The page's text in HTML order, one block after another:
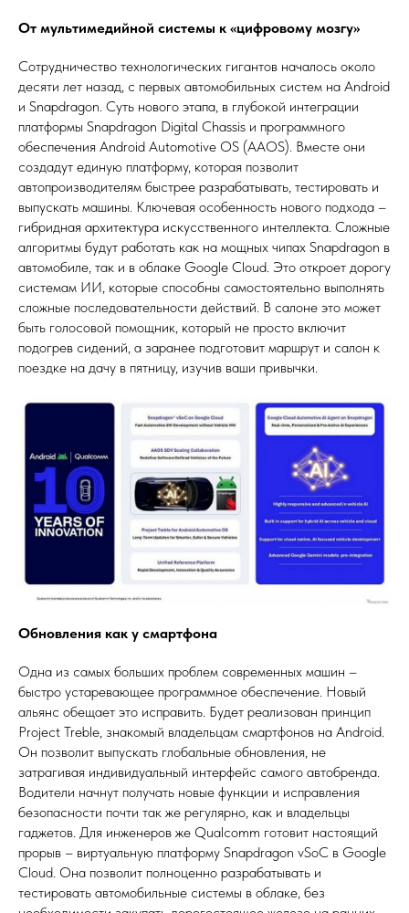
От мультимедийной системы к «цифровому мозгу»
Сотрудничество технологических гигантов началось около
десяти лет назад, с первых автомобильных систем на Android
и Snapdragon. Суть нового этапа, в глубокой интеграции
платформы Snapdragon Digital Chassis и программного
обеспечения Android Automotive OS (AAOS). Вместе они
создадут единую платформу, которая позволит
автопроизводителям быстрее разрабатывать, тестировать и
выпускать машины. Ключевая особенность нового подхода –
гибридная архитектура искусственного интеллекта. Сложные
алгоритмы будут работать как на мощных чипах Snapdragon в
автомобиле, так и в облаке Google Cloud. Это откроет дорогу
системам ИИ, которые способны самостоятельно выполнять
сложные последовательности действий. В салоне это может
быть голосовой помощник, который не просто включит
подогрев сидений, а заранее подготовит маршрут и салон к
поездке на дачу в пятницу, изучив ваши привычки.
Обновления как у смартфона
Одна из самых больших проблем современных машин –
быстро устаревающее программное обеспечение. Новый
альянс обещает это исправить. Будет реализован принцип
Project Treble, знакомый владельцам смартфонов на Android.
Он позволит выпускать глобальные обновления, не
затрагивая индивидуальный интерфейс самого автобренда.
Водители начнут получать новые функции и исправления
безопасности почти так же регулярно, как и владельцы
гаджетов. Для инженеров же Qualcomm готовит настоящий
прорыв – виртуальную платформу Snapdragon vSoC в Google
Cloud. Она позволит полноценно разрабатывать и
тестировать автомобильные системы в облаке, без